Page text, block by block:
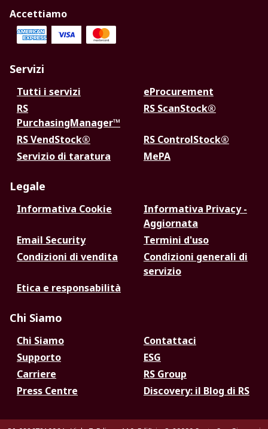
Accettiamo
Servizi
Tutti i servizi
eProcurement
RS
PurchasingManager™
RS ScanStock®
RS VendStock®
RS ControlStock®
Servizio di taratura
MePA
Legale
Informativa Cookie
Informativa Privacy -
Aggiornata
Email Security
Termini d'uso
Condizioni di vendita
Condizioni generali di
servizio
Etica e responsabilità
Chi Siamo
Chi Siamo
Contattaci
Supporto
ESG
Carriere
RS Group
Press Centre
Discovery: il Blog di RS